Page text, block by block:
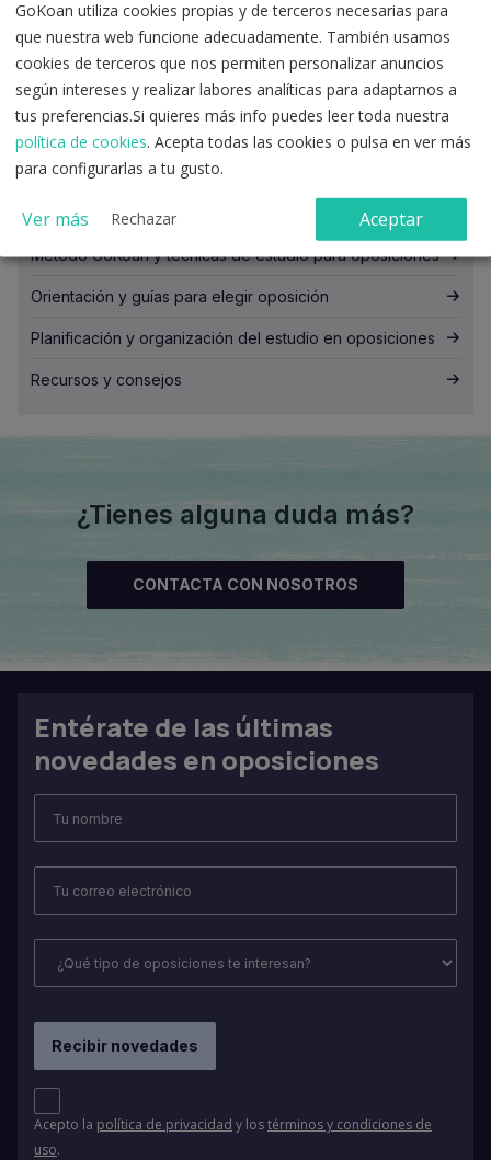
Actualidad y noticias de oposiciones
Cambios y claves del temario de oposiciones
Cómo preparar test de oposiciones
Exámenes de oposiciones
Motivación y constancia para opositores
Método GoKoan y técnicas de estudio para oposiciones
Orientación y guías para elegir oposición
Planificación y organización del estudio en oposiciones
Recursos y consejos
¿Tienes alguna duda más?
CONTACTA CON NOSOTROS
Entérate de las últimas
novedades en oposiciones
Acepto la política de privacidad y lostérminos y condiciones de
uso.
GoKoan utiliza cookies propias y de terceros necesarias para
que nuestra web funcione adecuadamente. También usamos
cookies de terceros que nos permiten personalizar anuncios
según intereses y realizar labores analíticas para adaptarnos a
tus preferencias.Si quieres más info puedes leer toda nuestra
política de cookies. Acepta todas las cookies o pulsa en ver más
para configurarlas a tu gusto.
Ver más Rechazar Aceptar